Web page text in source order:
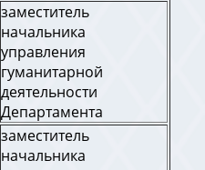
заместитель
начальника
управления
гуманитарной
деятельности
Департамента
заместитель
начальника